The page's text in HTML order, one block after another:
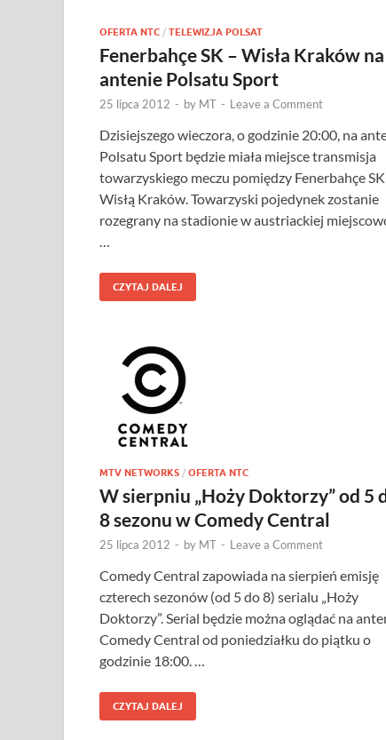
OFERTA NTC / TELEWIZJA POLSAT
Fenerbahçe SK – Wisła Kraków na
antenie Polsatu Sport
25 lipca 2012 - by MT - Leave a Comment
Dzisiejszego wieczora, o godzinie 20:00, na
Polsatu Sport będzie miała miejsce transmisja
towarzyskiego meczu pomiędzy Fenerbahçe
Wisłą Kraków. Towarzyski pojedynek zostanie
rozegrany na stadionie w austriackiej
…
CZYTAJ DALEJ
MTV NETWORKS / OFERTA NTC
W sierpniu „Hoży Doktorzy” od 5
8 sezonu w Comedy Central
25 lipca 2012 - by MT - Leave a Comment
Comedy Central zapowiada na sierpień emisję
czterech sezonów (od 5 do 8) serialu „Hoży
Doktorzy”. Serial będzie można oglądać na
Comedy Central od poniedziałku do piątku o
godzinie 18:00. …
CZYTAJ DALEJ